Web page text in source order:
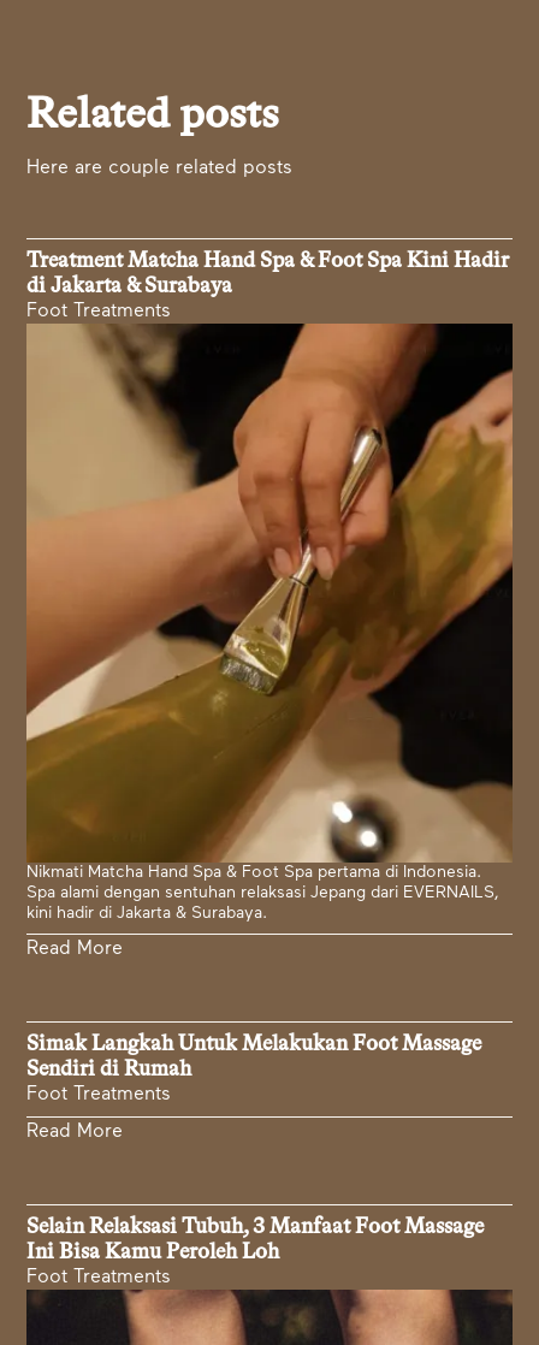
Related posts
Here are couple related posts
Treatment Matcha Hand Spa & Foot Spa Kini Hadir
di Jakarta & Surabaya
Foot Treatments
Nikmati Matcha Hand Spa & Foot Spa pertama di Indonesia.
Spa alami dengan sentuhan relaksasi Jepang dari EVERNAILS,
kini hadir di Jakarta & Surabaya.
Read More
Simak Langkah Untuk Melakukan Foot Massage
Sendiri di Rumah
Foot Treatments
Read More
Selain Relaksasi Tubuh, 3 Manfaat Foot Massage
Ini Bisa Kamu Peroleh Loh
Foot Treatments